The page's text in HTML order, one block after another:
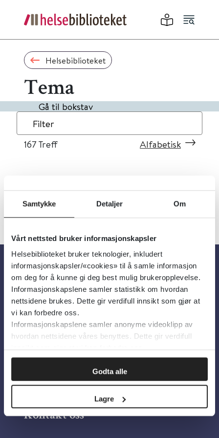
Samtykke Detaljer Om
Vårt nettsted bruker informasjonskapsler
Helsebiblioteket bruker teknologier, inkludert
informasjonskapsler/«cookies» til å samle informasjon
om deg for å kunne gi deg best mulig brukeropplevelse.
Informasjonskapslene samler statistikk om hvordan
nettsidene brukes. Dette gir verdifull innsikt som gjør at
vi kan forbedre oss.
Informasjonskapslene samler anonyme videoklipp av
hvordan nettsidene våres benyttes. Dette gir verdifull
innsikt som gjør at vi kan forbedre oss.
Godta alle
Lagre
Helsebiblioteket
Tema
Gå til bokstav
Filter
167Treff Alfabetisk
« 1 14 15 »
Om oss
Om Helsebiblioteket
Personvern og informasjonskapsler
Tilgjengelighetserklæring
Information in English
Bilder fra Colourbox.com
Kontakt oss